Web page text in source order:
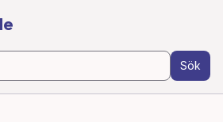
Sök